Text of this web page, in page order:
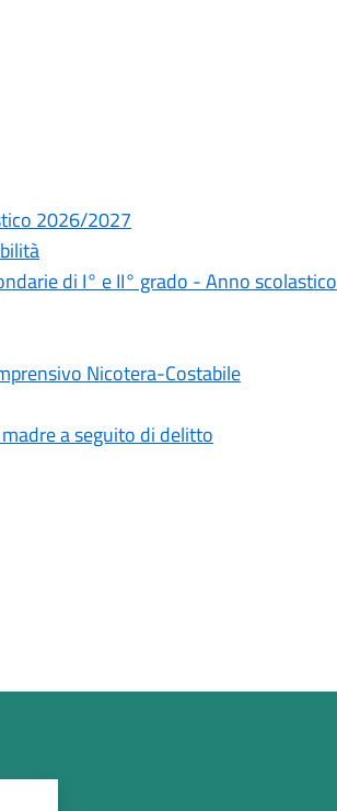
2026/2027
di I° e II° grado - Anno scolastico
Nicotera-Costabile
a seguito di delitto